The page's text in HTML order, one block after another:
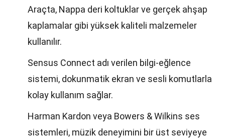
Araçta, Nappa deri koltuklar ve gerçek ahşap
kaplamalar gibi yüksek kaliteli malzemeler
kullanılır.
Sensus Connect adı verilen bilgi-eğlence
sistemi, dokunmatik ekran ve sesli komutlarla
kolay kullanım sağlar.
Harman Kardon veya Bowers & Wilkins ses
sistemleri, müzik deneyimini bir üst seviyeye